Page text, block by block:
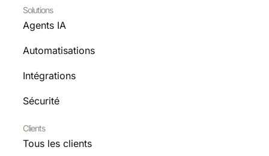
Solutions
Agents IA
Automatisations
Intégrations
Sécurité
Clients
Tous les clients